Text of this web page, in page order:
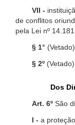
VII -
de conflitos
pela Lei nº
§ 1°
§ 2º
Dos
Art. 6º São
I - a